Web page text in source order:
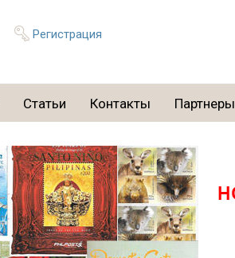
Регистрация
Статьи Контакты Партнеры